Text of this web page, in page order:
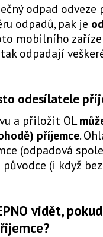
odpad odveze
odpadů, pak je
mobilního
odpadají
odesílatele
a přiložit OL
příjemce.
(odpadová
(i když
vidět,